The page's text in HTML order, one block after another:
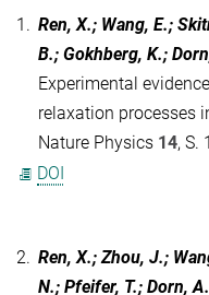
1. Ren, X.; Wang, E.;
B.; Gokhberg, K.;
Experimental
relaxation processes
Nature Physics 14, S.
DOI
2. Ren, X.; Zhou, J.;
N.; Pfeifer, T.; Dorn, A.